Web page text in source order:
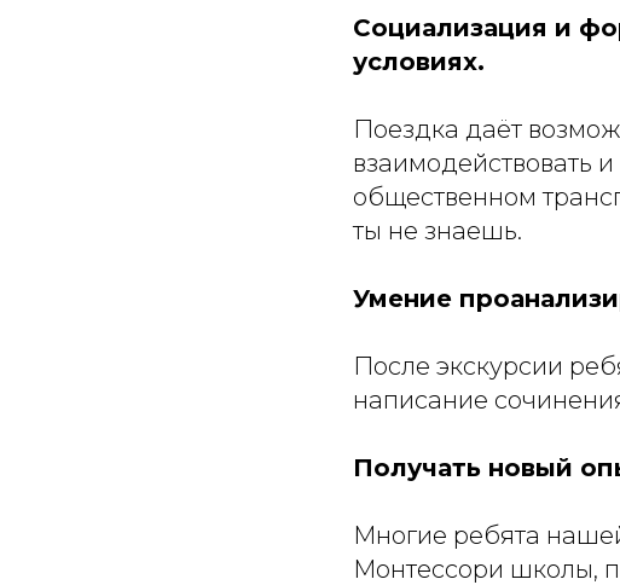
Социализация и
условиях.
Поездка даёт
взаимодействовать
общественном
ты не знаешь.
Умение
После экскурсии
написание
Получать новый
Многие ребята
Монтессори школы,